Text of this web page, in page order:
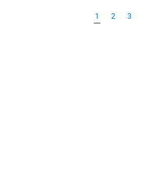
1 2 3